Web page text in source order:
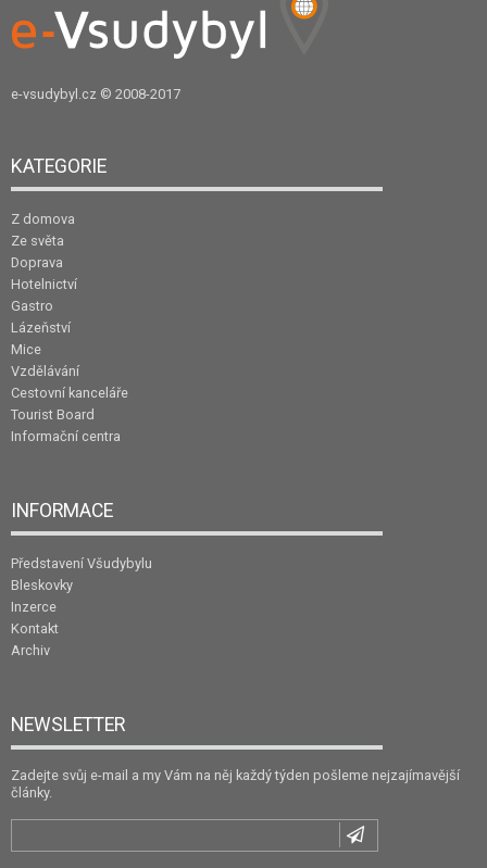
e-vsudybyl.cz © 2008-2017
KATEGORIE
Z domova
Ze světa
Doprava
Hotelnictví
Gastro
Lázeňství
Mice
Vzdělávání
Cestovní kanceláře
Tourist Board
Informační centra
INFORMACE
Představení Všudybylu
Bleskovky
Inzerce
Kontakt
Archiv
NEWSLETTER
Zadejte svůj e-mail a my Vám na něj každý týden pošleme nejzajímavější
články.